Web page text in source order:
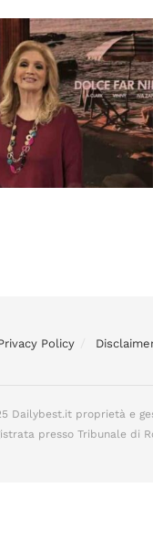
Policy
Dailybest.it proprietà e
presso Tribunale di